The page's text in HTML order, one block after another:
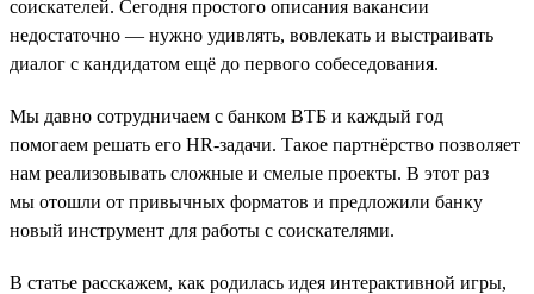
соискателей. Сегодня простого описания вакансии
недостаточно — нужно удивлять, вовлекать и выстраивать
диалог с кандидатом ещё до первого собеседования.
Мы давно сотрудничаем с банком ВТБ и каждый год
помогаем решать его HR-задачи. Такое партнёрство позволяет
нам реализовывать сложные и смелые проекты. В этот раз
мы отошли от привычных форматов и предложили банку
новый инструмент для работы с соискателями.
В статье расскажем, как родилась идея интерактивной игры,